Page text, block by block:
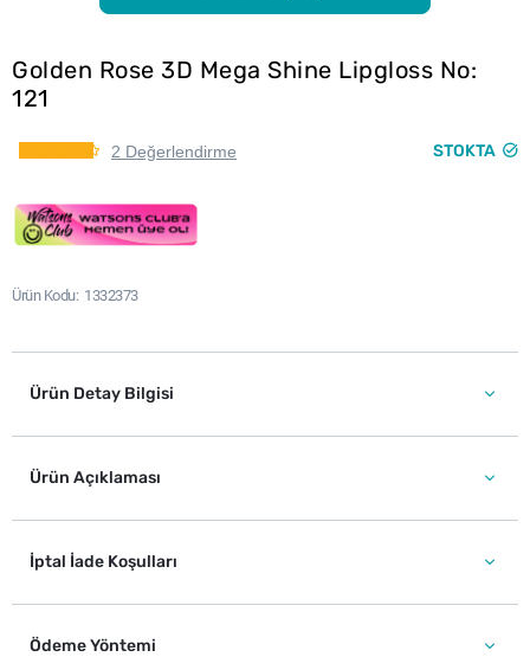
Golden Rose 3D Mega Shine Lipgloss No:
121
2 Değerlendirme STOKTA
Ürün Kodu 1332373
Ürün Detay Bilgisi
Ürün Açıklaması
İptal İade Koşulları
Ödeme Yöntemi